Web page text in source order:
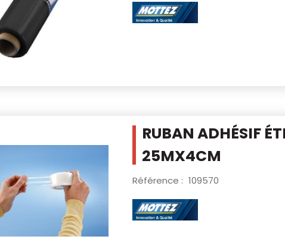
RUBAN ADHÉSIF
25MX4CM
Référence : 109570